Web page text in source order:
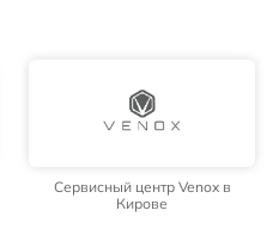
Сервисный центр Venox в
Кирове